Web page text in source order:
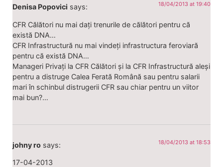
Denisa Popovici says: 18/04/2013 at 19:40
CFR Călători nu mai dați trenurile de călători pentru că
există DNA…
CFR Infrastructură nu mai vindeți infrastructura feroviară
pentru că există DNA…
Manageri Privați la CFR Călători și la CFR Infrastructură aleși
pentru a distruge Calea Ferată Română sau pentru salarii
mari în schinbul distrugerii CFR sau chiar pentru un viitor
mai bun?…
johny ro says: 18/04/2013 at 18:53
17-04-2013